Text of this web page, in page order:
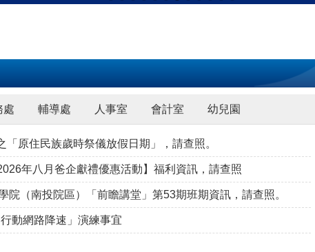
處 輔導處 人事室 會計室 幼兒園
原住民族歲時祭儀放假日期」，請查照。
年八月爸企獻禮優惠活動】福利資訊，請查照
院（南投院區）「前瞻講堂」第53期班期資訊，請查照。
動網路降速」演練事宜